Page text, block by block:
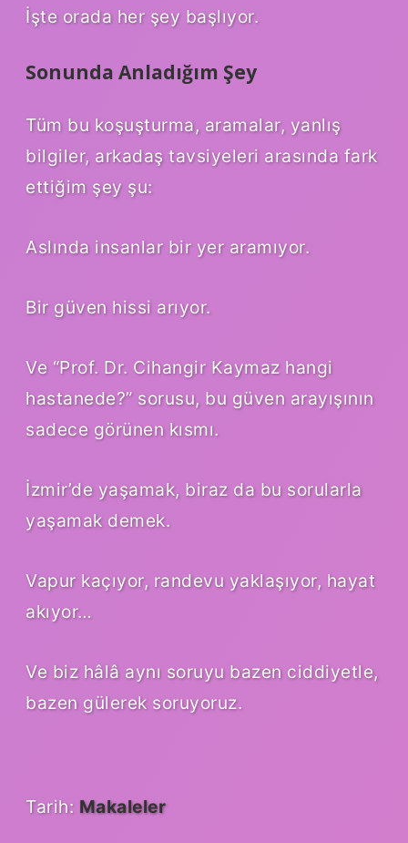
İşte orada her şey başlıyor.
Sonunda Anladığım Şey
Tüm bu koşuşturma, aramalar, yanlış
bilgiler, arkadaş tavsiyeleri arasında fark
ettiğim şey şu:
Aslında insanlar bir yer aramıyor.
Bir güven hissi arıyor.
Ve “Prof. Dr. Cihangir Kaymaz hangi
hastanede?” sorusu, bu güven arayışının
sadece görünen kısmı.
İzmir’de yaşamak, biraz da bu sorularla
yaşamak demek.
Vapur kaçıyor, randevu yaklaşıyor, hayat
akıyor…
Ve biz hâlâ aynı soruyu bazen ciddiyetle,
bazen gülerek soruyoruz.
Tarih: Makaleler